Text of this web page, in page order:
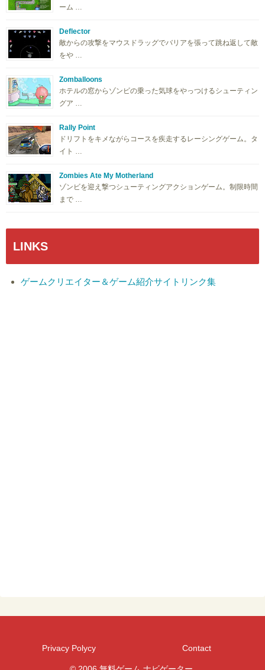
ーム …
Deflector
敵からの攻撃をマウスドラッグでバリアを張って跳ね返して敵
をや …
Zomballoons
ホテルの窓からゾンビの乗った気球をやっつけるシューティン
グア …
Rally Point
ドリフトをキメながらコースを疾走するレーシングゲーム。タ
イト …
Zombies Ate My Motherland
ゾンビを迎え撃つシューティングアクションゲーム。制限時間
まで …
LINKS
ゲームクリエイター＆ゲーム紹介サイトリンク集
Privacy Polycy Contact